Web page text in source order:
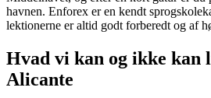
havnen. Enforex er en kendt
lektionerne er altid godt forberedt og af
Hvad vi kan og ikke kan
Alicante